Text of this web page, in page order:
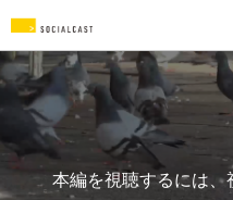
本編を視聴するには